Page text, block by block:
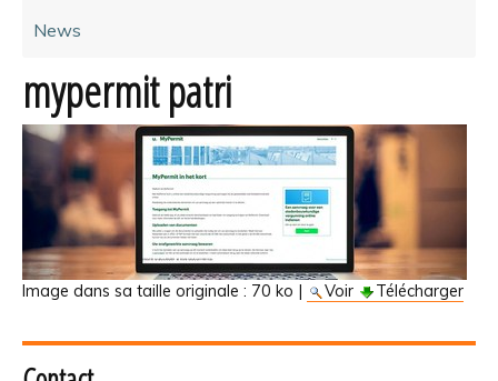
News
mypermit patri
Image dans sa taille originale : 70 ko | Voir Télécharger